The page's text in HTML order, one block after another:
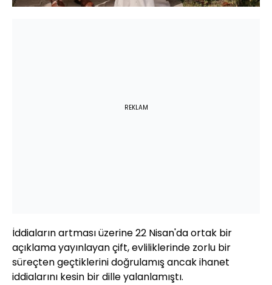
REKLAM
İddiaların artması üzerine 22 Nisan'da ortak bir
açıklama yayınlayan çift, evliliklerinde zorlu bir
süreçten geçtiklerini doğrulamış ancak ihanet
iddialarını kesin bir dille yalanlamıştı.